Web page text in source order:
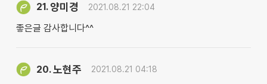
21.양미경 2021.08.21 22:04
좋은글 감사합니다^^
20.노현주 2021.08.21 04:18